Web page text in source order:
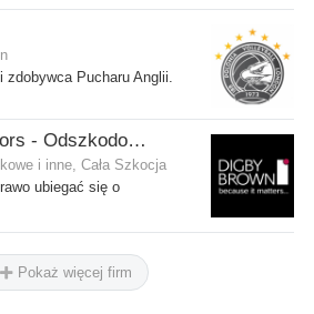
Pucharu Anglii.
Digby Brown Solicitors - Odszkodowania w Szkocji
i inne, Cała Szkocja
ubiegać się o
Pokaż więcej firm